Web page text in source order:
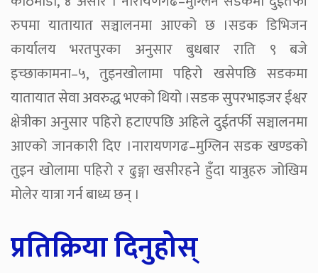
रुपमा यातायात सञ्चालनमा आएको छ ।सडक डिभिजन
कार्यालय भरतपुरका अनुसार बुधबार राति ९ बजे
इच्छाकामना–५, तुइनखोलामा पहिरो खसेपछि सडकमा
यातायात सेवा अवरुद्ध भएको थियो ।सडक सुपरभाइजर ईश्वर
क्षेत्रीका अनुसार पहिरो हटाएपछि अहिले दुईतर्फी सञ्चालनमा
आएको जानकारी दिए ।नारायणगढ–मुग्लिन सडक खण्डको
तुइन खोलामा पहिरो र ढुङ्गा खसीरहने हुँदा यात्रुहरु जोखिम
मोलेर यात्रा गर्न बाध्य छन् ।
प्रतिक्रिया दिनुहोस्